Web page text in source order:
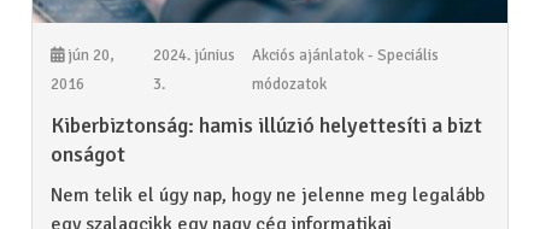
jún 20,
2016
2024. június
3.
Akciós ajánlatok - Speciális
módozatok
Kiberbiztonság: hamis illúzió helyettesíti a bizt
onságot
Nem telik el úgy nap, hogy ne jelenne meg legalább
egy szalagcikk egy nagy cég informatikai